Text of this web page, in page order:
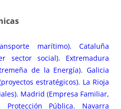
marítimo). Cataluña
sector social). Extremadura
de la Energía). Galicia
estratégicos). La Rioja
Madrid (Empresa Familiar,
Pública. Navarra